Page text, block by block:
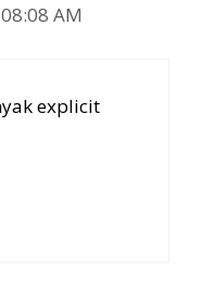
AM
explicit